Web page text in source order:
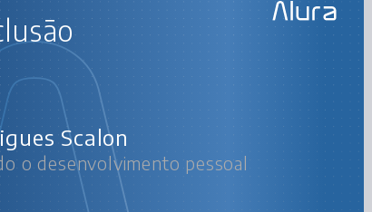
Scalon
o desenvolvimento pessoal
AULAS DO CURSO
o desenvolvimento pessoal
Autoconhecimento
Planejamento